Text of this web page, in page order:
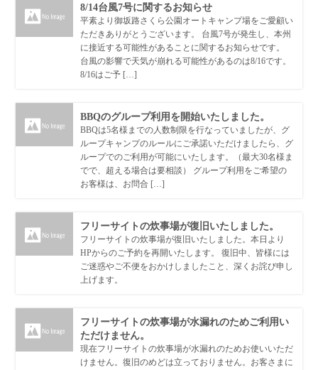
8/14台風7号に関するお知らせ
平素より御坂路さくら公園オートキャンプ場をご愛顧い
ただきありがとうございます。 台風7号が発生し、本州
に接近する可能性があることに関するお知らせです。
台風の影響で天気が崩れる可能性があるのは8/16です。
8/16はご予 […]
BBQのグループ利用を開始いたしました。
BBQは5名様までの人数制限を行なっていましたが、グ
ループキャンプのルールにご承諾いただけましたら、グ
ループでのご利用が可能にいたします。（最大30名様ま
でで、超える場合は要相談） グループ利用をご希望の
お客様は、お問合 […]
フリーサイトの炊事場が復旧いたしました。
フリーサイトの炊事場が復旧いたしました。本日より
HPからのご予約を再開いたします。 復旧中、皆様には
ご迷惑やご不便をおかけしましたこと、深くお詫び申し
上げます。
フリーサイトの炊事場が水漏れのためご利用い
ただけません。
現在フリーサイトの炊事場が水漏れのためお使いいただ
けません。復旧のめどは立っておりません。お客さまに